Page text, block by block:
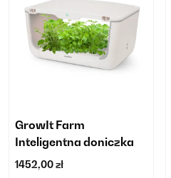
GrowIt Farm
Inteligentna doniczka
1452,00 zł